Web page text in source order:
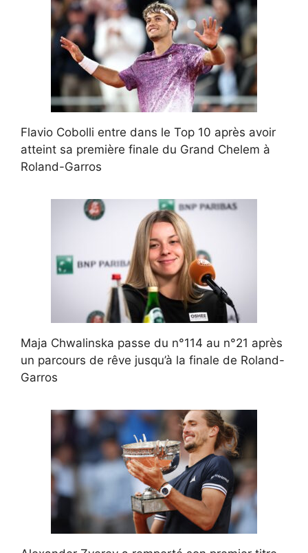
Flavio Cobolli entre dans le Top 10 après avoir
atteint sa première finale du Grand Chelem à
Roland-Garros
Maja Chwalinska passe du n°114 au n°21 après
un parcours de rêve jusqu’à la finale de Roland-
Garros